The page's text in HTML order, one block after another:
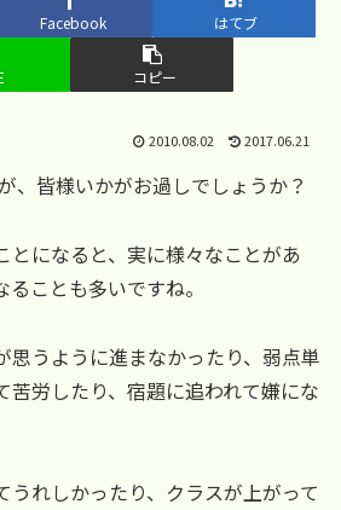
Facebook はてブ
コピー
2010.08.02 2017.06.21
、皆様いかがお過しでしょうか？
とになると、実に様々なことがあ
ることも多いですね。
思うように進まなかったり、弱点単
苦労したり、宿題に追われて嫌にな
うれしかったり、クラスが上がって